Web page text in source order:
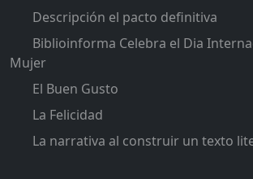
Descripción el pacto definitiva
Biblioinforma Celebra el Dia
Mujer
El Buen Gusto
La Felicidad
La narrativa al construir un texto